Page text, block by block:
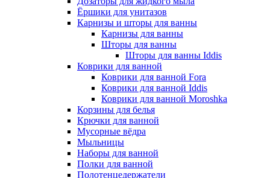
Ёршики для унитазов
Карнизы и шторы для ванны
Карнизы для ванны
Шторы для ванны
Шторы для ванны Iddis
Коврики для ванной
Коврики для ванной Fora
Коврики для ванной Iddis
Коврики для ванной Moroshka
Корзины для белья
Крючки для ванной
Мусорные вёдра
Мыльницы
Наборы для ванной
Полки для ванной
Полотенцедержатели